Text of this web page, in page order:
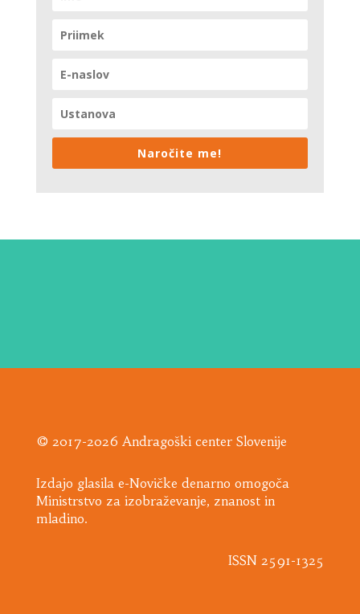
Naročite me!
© 2017-2026 Andragoški center Slovenije
Izdajo glasila e-Novičke denarno omogoča
Ministrstvo za izobraževanje, znanost in
mladino.
ISSN 2591-1325